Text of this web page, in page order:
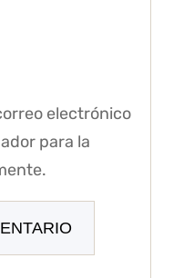
electrónico
para la